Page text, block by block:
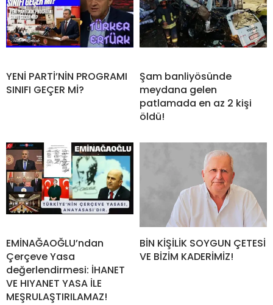
YENİ PARTİ’NİN PROGRAMI
SINIFI GEÇER Mİ?
Şam banliyösünde
meydana gelen
patlamada en az 2 kişi
öldü!
EMİNAĞAOĞLU’ndan
Çerçeve Yasa
değerlendirmesi: İHANET
VE HIYANET YASA İLE
MEŞRULAŞTIRILAMAZ!
BİN KİŞİLİK SOYGUN ÇETESİ
VE BİZİM KADERİMİZ!